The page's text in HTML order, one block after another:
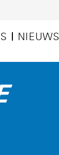
NIEUWS